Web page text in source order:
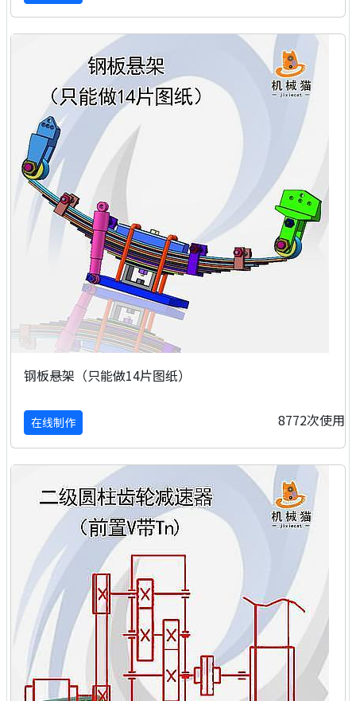
钢板悬架（只能做14片图纸）
在线制作 8772次使用